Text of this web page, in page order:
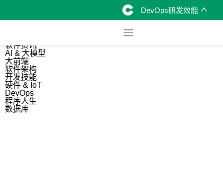
DevOps研发效能
软件资讯
AI & 大模型
大前端
软件架构
开发技能
硬件 & IoT
DevOps
程序人生
数据库